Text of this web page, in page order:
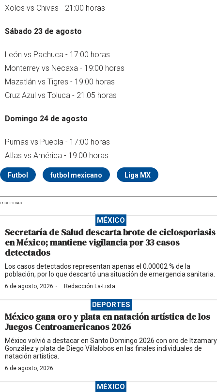
Xolos vs Chivas - 21:00 horas
Sábado 23 de agosto
León vs Pachuca - 17:00 horas
Monterrey vs Necaxa - 19:00 horas
Mazatlán vs Tigres - 19:00 horas
Cruz Azul vs Toluca - 21:05 horas
Domingo 24 de agosto
Pumas vs Puebla - 17:00 horas
Atlas vs América - 19:00 horas
Futbol futbol mexicano Liga MX
PUBLICIDAD
MÉXICO
Secretaría de Salud descarta brote de ciclosporiasis
en México; mantiene vigilancia por 33 casos
detectados
Los casos detectados representan apenas el 0.00002 % de la
población, por lo que descartó una situación de emergencia sanitaria.
6 de agosto, 2026 · Redacción La-Lista
DEPORTES
México gana oro y plata en natación artística de los
Juegos Centroamericanos 2026
México volvió a destacar en Santo Domingo 2026 con oro de Itzamary
González y plata de Diego Villalobos en las finales individuales de
natación artística.
6 de agosto, 2026
MÉXICO